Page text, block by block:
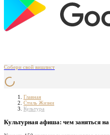
Собери свой вишлист
Главная
Стиль Жизни
Культура
Культурная афиша: чем заняться на